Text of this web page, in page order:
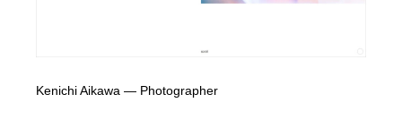
Kenichi Aikawa ― Photographer